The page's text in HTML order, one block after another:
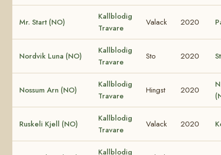
Mr. Start (NO)
Kallblodig
Travare
Valack 2020
Nordvik Luna (NO)
Kallblodig
Travare
Sto 2020
Nossum Arn (NO)
Kallblodig
Travare
Hingst 2020
Ruskeli Kjell (NO)
Kallblodig
Travare
Valack 2020
Kallblodig